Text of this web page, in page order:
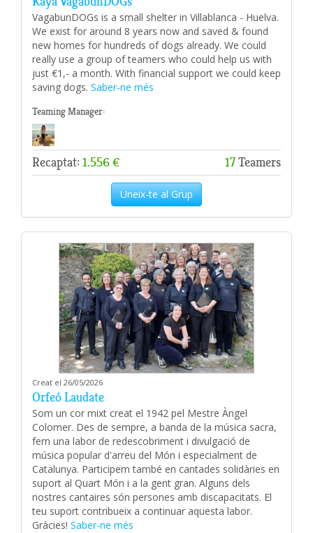
VagabunDOGs is a small shelter in Villablanca - Huelva.
We exist for around 8 years now and saved & found
new homes for hundreds of dogs already. We could
really use a group of teamers who could help us with
just €1,- a month. With financial support we could keep
saving dogs. Saber-ne més
Teaming Manager:
Recaptat: 1.556 € 17Teamers
Uneix-te al Grup
Creat el 26/05/2026
Orfeó Laudate
Som un cor mixt creat el 1942 pel Mestre Àngel
Colomer. Des de sempre, a banda de la música sacra,
fem una labor de redescobriment i divulgació de
música popular d'arreu del Món i especialment de
Catalunya. Participem també en cantades solidàries en
suport al Quart Món i a la gent gran. Alguns dels
nostres cantaires són persones amb discapacitats. El
teu suport contribueix a continuar aquesta labor.
Gràcies! Saber-ne més